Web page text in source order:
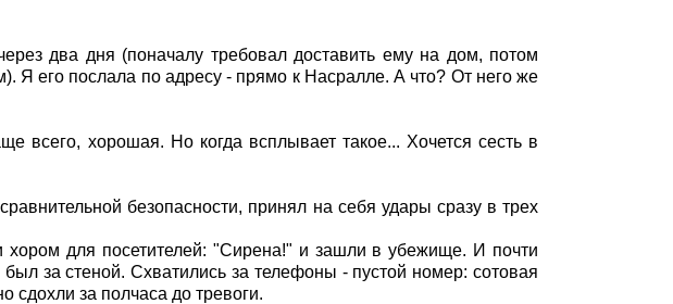
два дня (поначалу требовал доставить ему на дом, потом
Я его послала по адресу - прямо к Насралле. А что? От него же
всего, хорошая. Но когда всплывает такое... Хочется сесть в
безопасности, принял на себя удары сразу в трех
хором для посетителей: "Сирена!" и зашли в убежище. И почти
за стеной. Схватились за телефоны - пустой номер: сотовая
сдохли за полчаса до тревоги.